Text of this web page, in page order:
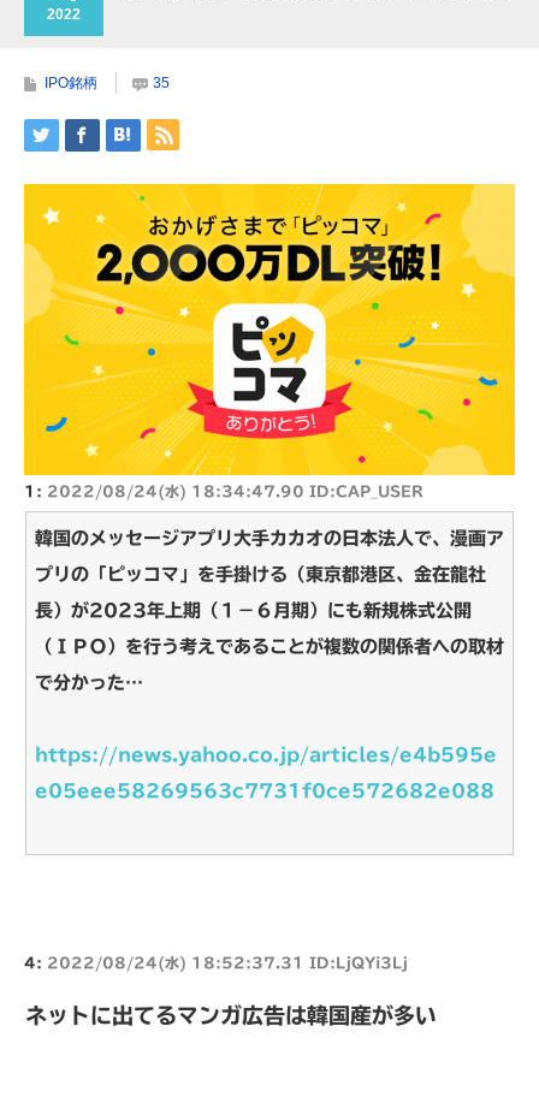
2022
IPO銘柄 35
1: 2022/08/24(水) 18:34:47.90 ID:CAP_USER
韓国のメッセージアプリ大手カカオの日本法人で、漫画ア
プリの「ピッコマ」を手掛ける（東京都港区、金在龍社
長）が2023年上期（１－６月期）にも新規株式公開
（ＩＰＯ）を行う考えであることが複数の関係者への取材
で分かった…
https://news.yahoo.co.jp/articles/e4b595e
e05eee58269563c7731f0ce572682e088
4: 2022/08/24(水) 18:52:37.31 ID:LjQYi3Lj
ネットに出てるマンガ広告は韓国産が多い